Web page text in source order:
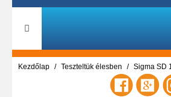
Kezdőlap Teszteltük élesben Sigma SD